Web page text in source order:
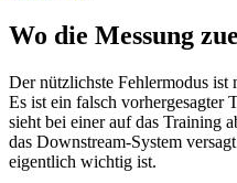
Wo die Messung
Der nützlichste Fehlermodus ist
Es ist ein falsch vorhergesagter
sieht bei einer auf das Training
das Downstream-System
eigentlich wichtig ist.